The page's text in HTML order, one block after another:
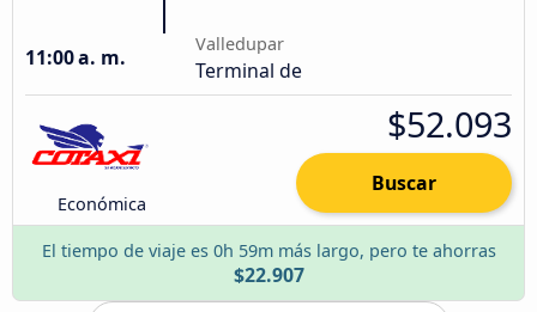
11:00 a. m.
Valledupar
Terminal de
Económica
$52.093
Buscar
El tiempo de viaje es 0h 59m más largo, pero te ahorras
$22.907